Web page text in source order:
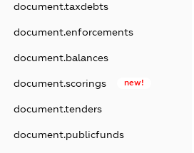
document.taxdebts
document.enforcements
document.balances
document.scorings new!
document.tenders
document.publicfunds